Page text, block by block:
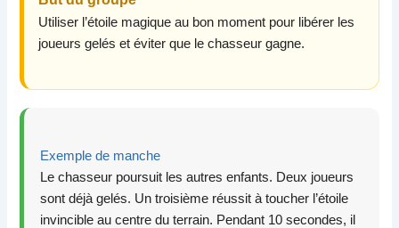
Utiliser l’étoile magique au bon moment pour libérer les
joueurs gelés et éviter que le chasseur gagne.
Exemple de manche
Le chasseur poursuit les autres enfants. Deux joueurs
sont déjà gelés. Un troisième réussit à toucher l’étoile
invincible au centre du terrain. Pendant 10 secondes, il